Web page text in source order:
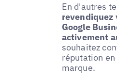
En d'autres
Google
activement
souhaitez
réputation
marque.